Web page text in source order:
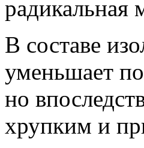
радикальная
В составе
уменьшает
но
хрупким и